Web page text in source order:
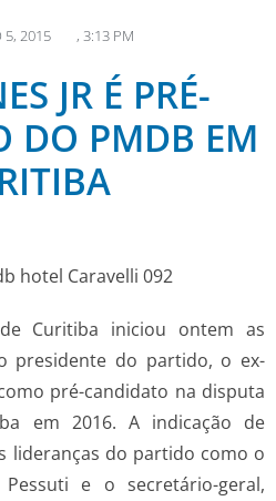
5, 2015 , 3:13 PM
JR É PRÉ-
DO PMDB EM
Curitiba iniciou ontem as
presidente do partido, o ex-
pré-candidato na disputa
em 2016. A indicação de
lideranças do partido como o
e o secretário-geral,